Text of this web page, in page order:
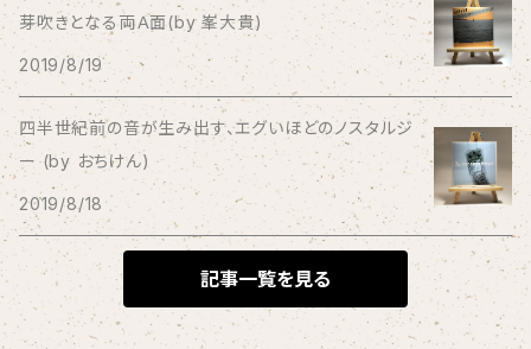
The BEG
The Beths
THE BLACK SHANSONS
BLONDnewHALF
Blondy
芽吹きとなる両Ａ面(by 峯大貴)
2019/8/19
四半世紀前の音が生み出す、エグいほどのノスタルジ
ー (by おちけん)
2019/8/18
記事一覧を見る